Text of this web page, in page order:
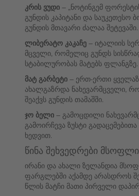
კრის ვუდი – „ნოტინგემ
გუნდის კაპიტანი და საუკეთესო
გუნდის მთავარი ძალაა შეტევაში.
ლიბერატო კაკაჩე – იტალიის
მცველი, რომელიც გუნდს
სტაბილურობას მატებს ფლანგზე.
მატ გარბეტი – ერთ-ერთი
ახალგაზრდა ნახევარმცველი,
შეაქვს გუნდის თამაშში.
ჯო ბელი – გამოცდილი
გამოირჩევა ზუსტი
ხედვით.
წინა შეხვედრები
ირანი და ახალი ზელანდია
ფარგლებში აქამდე არასდროს
წლის მატჩი მათი პირველი